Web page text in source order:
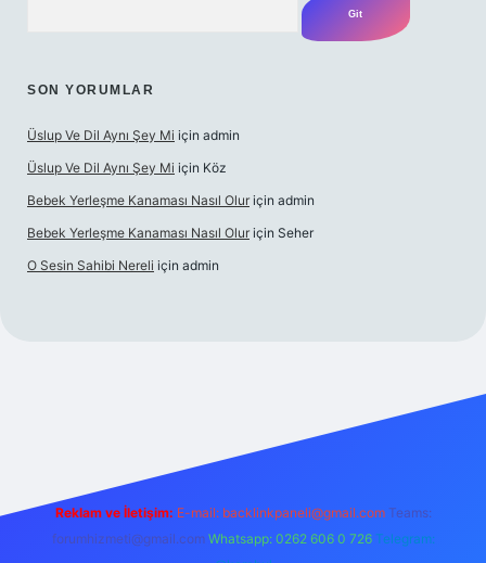
SON YORUMLAR
Üslup Ve Dil Aynı Şey Mi için admin
Üslup Ve Dil Aynı Şey Mi için Köz
Bebek Yerleşme Kanaması Nasıl Olur için admin
Bebek Yerleşme Kanaması Nasıl Olur için Seher
O Sesin Sahibi Nereli için admin
Reklam ve İletişim: E-mail: backlinkpaneli@gmail.com Teams:
forumhizmeti@gmail.com Whatsapp: 0262 606 0 726 Telegram: